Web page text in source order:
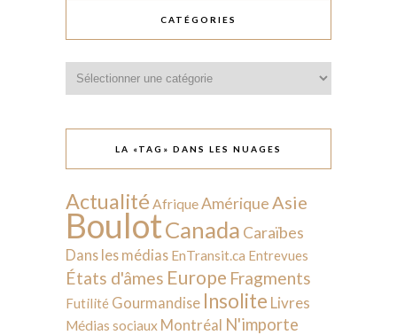
CATÉGORIES
LA «TAG» DANS LES NUAGES
Actualité AfriqueAmérique Asie
BoulotCanada Caraïbes
Dans les médias EnTransit.ca Entrevues
États d'âmes Europe Fragments
Futilité Gourmandise Insolite Livres
Médias sociaux Montréal N'importe